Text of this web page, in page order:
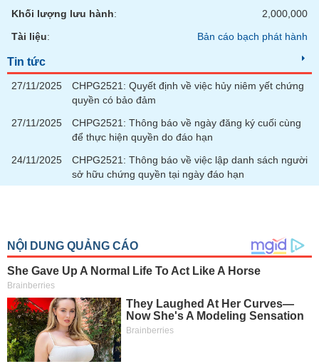
Khối lượng lưu hành:
2,000,000
Tài liệu: Bản cáo bạch phát hành
Tin tức
27/11/2025
CHPG2521: Quyết định về việc hủy niêm yết chứng
quyền có bảo đảm
27/11/2025
CHPG2521: Thông báo về ngày đăng ký cuối cùng
để thực hiện quyền do đáo hạn
24/11/2025
CHPG2521: Thông báo về việc lập danh sách người
sở hữu chứng quyền tại ngày đáo hạn